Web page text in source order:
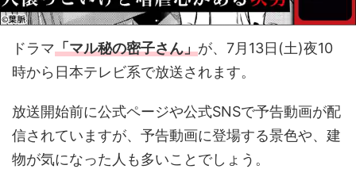
ドラマ「マル秘の密子さん」が、7月13日(土)夜10
時から日本テレビ系で放送されます。
放送開始前に公式ページや公式SNSで予告動画が配
信されていますが、予告動画に登場する景色や、建
物が気になった人も多いことでしょう。